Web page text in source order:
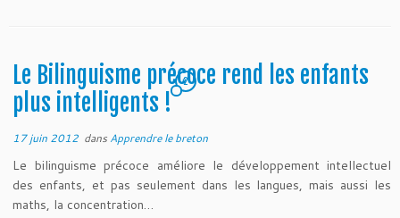
Le Bilinguisme précoce rend les enfants
plus intelligents !
2
17 juin 2012 dans Apprendre le breton
Le bilinguisme précoce améliore le développement intellectuel
des enfants, et pas seulement dans les langues, mais aussi les
maths, la concentration…